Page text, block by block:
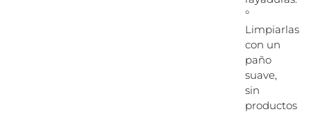
°
Limpiarlas
con un
paño
suave,
sin
productos